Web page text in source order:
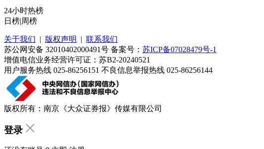
24小时热榜
日榜|周榜
关于我们 | 版权声明 | 联系我们
苏公网安备 32010402000491号 备案号： 苏ICP备07028479号-1
增值电信业务经营许可证：苏B2-20240521
用户服务热线 025-86256151 不良信息举报热线 025-86256144
版权所有：南京《大众证券报》传媒有限公司
登录